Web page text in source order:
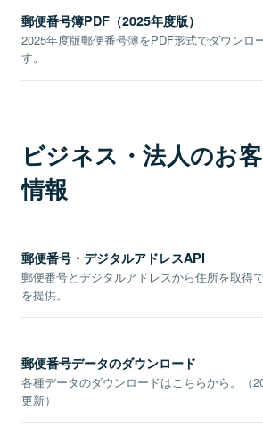
郵便番号簿PDF（2025年度版）
2025年度版郵便番号簿をPDF形式でダウンロ
す。
ビジネス・法人のお
情報
郵便番号・デジタルアドレスAPI
郵便番号とデジタルアドレスから住所を取得
を提供。
郵便番号データのダウンロード
各種データのダウンロードはこちらから。（
更新）